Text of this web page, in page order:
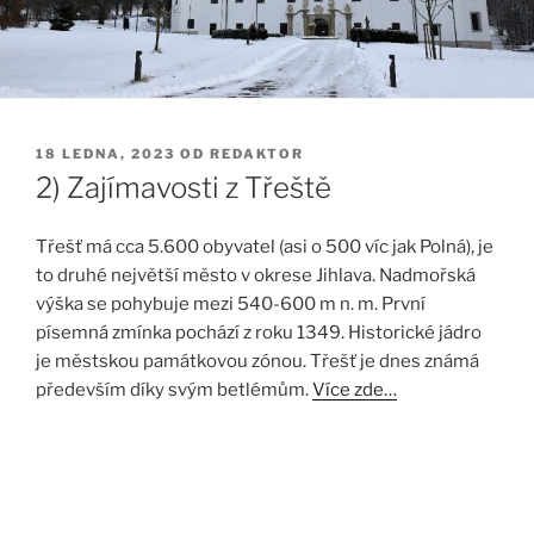
PUBLIKOVÁNO
18 LEDNA, 2023 OD REDAKTOR
2) Zajímavosti z Třeště
Třešť má cca 5.600 obyvatel (asi o 500 víc jak Polná), je
to druhé největší město v okrese Jihlava. Nadmořská
výška se pohybuje mezi 540-600 m n. m. První
písemná zmínka pochází z roku 1349. Historické jádro
je městskou památkovou zónou. Třešť je dnes známá
především díky svým betlémům.Více zde…